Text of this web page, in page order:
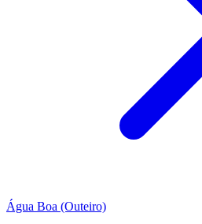
Água Boa (Outeiro)